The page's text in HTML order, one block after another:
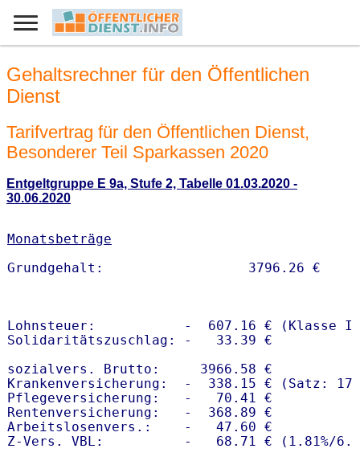
Gehaltsrechner für den Öffentlichen
Dienst
Tarifvertrag für den Öffentlichen Dienst,
Besonderer Teil Sparkassen 2020
Entgeltgruppe E 9a, Stufe 2, Tabelle 01.03.2020 -
30.06.2020
Monatsbeträge
Lohnsteuer:           -  607.16 € (Klasse I)
Solidaritätszuschlag: -   33.39 €
sozialvers. Brutto:     3966.58 €
Krankenversicherung:  -  338.15 € (Satz:
Pflegeversicherung:   -   70.41 €
Rentenversicherung:   -  368.89 €
Arbeitslosenvers.:    -   47.60 €
Z-Vers. VBL:          -   68.71 € ( 1.81%/